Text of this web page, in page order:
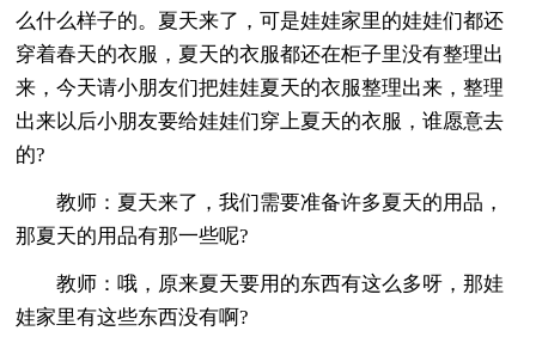
么什么样子的。夏天来了，可是娃娃家里的娃娃们都还
穿着春天的衣服，夏天的衣服都还在柜子里没有整理出
来，今天请小朋友们把娃娃夏天的衣服整理出来，整理
出来以后小朋友要给娃娃们穿上夏天的衣服，谁愿意去
的?
教师：夏天来了，我们需要准备许多夏天的用品，
那夏天的用品有那一些呢?
教师：哦，原来夏天要用的东西有这么多呀，那娃
娃家里有这些东西没有啊?